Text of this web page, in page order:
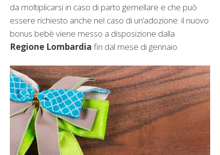
da moltiplicarsi in caso di parto gemellare e che può
essere richiesto anche nel caso di un’adozione: il nuovo
bonus bebè viene messo a disposizione dalla
Regione Lombardia fin dal mese di gennaio.